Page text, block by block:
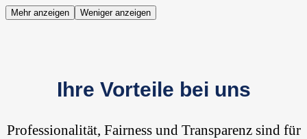
Mehr anzeigen Weniger anzeigen
Ihre Vorteile bei uns
Professionalität, Fairness und Transparenz sind für